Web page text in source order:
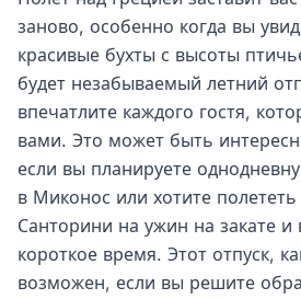
заново, особенно когда вы
красивые бухты с высоты
будет незабываемый летний
впечатлите каждого гостя,
вами. Это может быть
если вы планируете
в Миконос или хотите
Санторини на ужин на закате и
короткое время. Этот отпуск,
возможен, если вы решите